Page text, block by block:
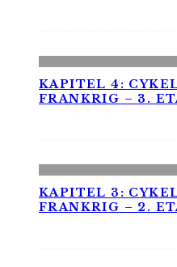
KAPITEL 4:
FRANKRIG – 3.
KAPITEL 3:
FRANKRIG – 2.